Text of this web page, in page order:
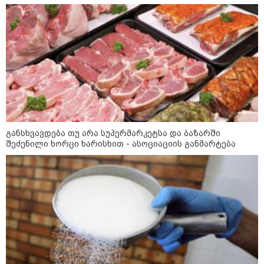
არტყმევინეს, აღენიშნება უამრავი
დაზიანება... სავარაუდოდ,
ეძებდნენ ან დებდნენ ნარკოტიკს"
- რას ჰყვება ადვოკატი კურიერზე,
რომელსაც არასრულწლოვანები
ფიზიკურად გაუსწორდნენ?
"ფოტოსურათი, რომელზეც ახლა
ვისაუბრებ, ნია იმნაძის ერთ-
ერთმა მეგობარმა გამომიგზავნა..."
- ეკა კუპატაძე
პოლიტიკა
განსხვავდება თუ არა სუპერმარკეტსა და ბაზარში
შეძენილი ხორცი ხარისხით - ასოციაციის განმარტება